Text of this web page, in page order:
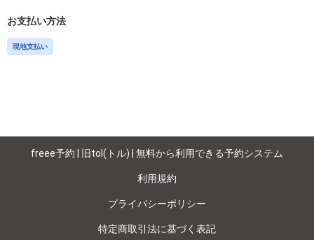
お支払い方法
現地支払い
freee予約 | 旧tol(トル) | 無料から利用できる予約システム
利用規約
プライバシーポリシー
特定商取引法に基づく表記